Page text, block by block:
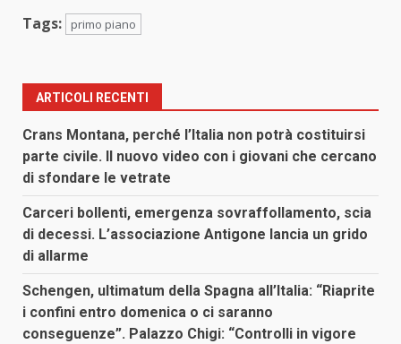
Tags: primo piano
ARTICOLI RECENTI
Crans Montana, perché l’Italia non potrà costituirsi
parte civile. Il nuovo video con i giovani che cercano
di sfondare le vetrate
Carceri bollenti, emergenza sovraffollamento, scia
di decessi. L’associazione Antigone lancia un grido
di allarme
Schengen, ultimatum della Spagna all’Italia: “Riaprite
i confini entro domenica o ci saranno
conseguenze”. Palazzo Chigi: “Controlli in vigore